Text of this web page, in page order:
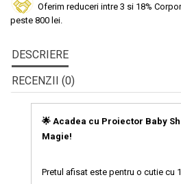
Oferim reduceri intre 3 si 18%
peste 800 lei.
DESCRIERE
RECENZII (0)
🌟 Acadea cu Proiector Baby
Magie!
Pretul afisat este pentru o cutie cu